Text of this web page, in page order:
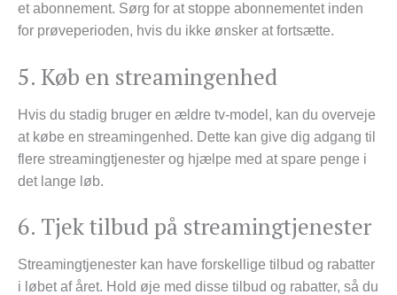
et abonnement. Sørg for at stoppe abonnementet inden
for prøveperioden, hvis du ikke ønsker at fortsætte.
5. Køb en streamingenhed
Hvis du stadig bruger en ældre tv-model, kan du overveje
at købe en streamingenhed. Dette kan give dig adgang til
flere streamingtjenester og hjælpe med at spare penge i
det lange løb.
6. Tjek tilbud på streamingtjenester
Streamingtjenester kan have forskellige tilbud og rabatter
i løbet af året. Hold øje med disse tilbud og rabatter, så du